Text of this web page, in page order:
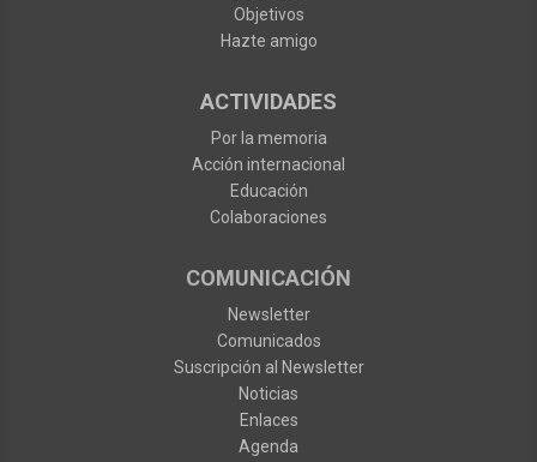
Objetivos
Hazte amigo
ACTIVIDADES
Por la memoria
Acción internacional
Educación
Colaboraciones
COMUNICACIÓN
Newsletter
Comunicados
Suscripción al Newsletter
Noticias
Enlaces
Agenda